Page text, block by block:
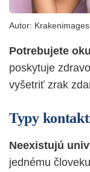
Autor:
Potrebujete
poskytuje
vyšetriť zrak
Typy
Neexistujú
jednému